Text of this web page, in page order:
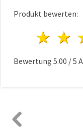
Produkt bewerten:
1
Bewertung 5.00 /5